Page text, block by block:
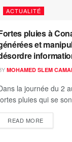
ACTUALITÉ
pluies à
et
MOHAMED SLEM
la journée du 2
pluies qui se
READ MORE